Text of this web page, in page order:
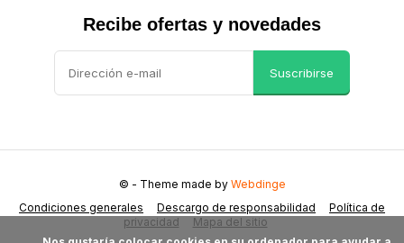
Recibe ofertas y novedades
Suscribirse
Condiciones generales Descargo de responsabilidad
Política de
privacidad
Mapa del sitio
© - Theme made by Webdinge